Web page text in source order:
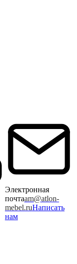
Электронная
почтаam@atlon-
mebel.ruНаписать
нам